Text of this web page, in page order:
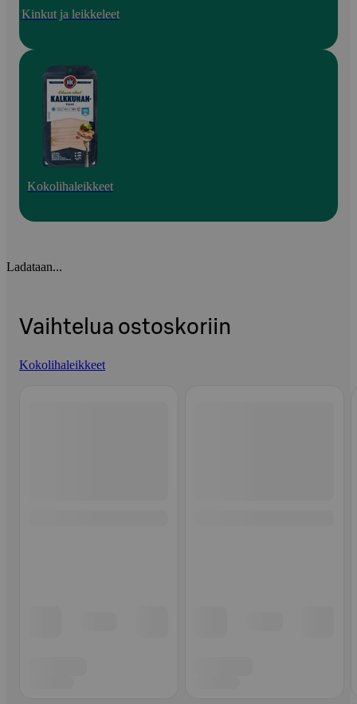
Kinkut ja leikkeleet
Kokolihaleikkeet
Ladataan...
Vaihtelua ostoskoriin
Kokolihaleikkeet